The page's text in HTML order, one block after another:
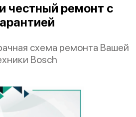
честный ремонт с
схема ремонта Вашей
Bosch